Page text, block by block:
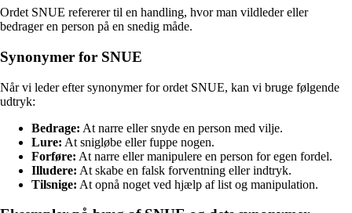
Ordet SNUE refererer til en handling, hvor man vildleder eller
bedrager en person på en snedig måde.
Synonymer for SNUE
Når vi leder efter synonymer for ordet SNUE, kan vi bruge følgende
udtryk:
Bedrage: At narre eller snyde en person med vilje.
Lure: At snigløbe eller fuppe nogen.
Forføre: At narre eller manipulere en person for egen fordel.
Illudere: At skabe en falsk forventning eller indtryk.
Tilsnige: At opnå noget ved hjælp af list og manipulation.